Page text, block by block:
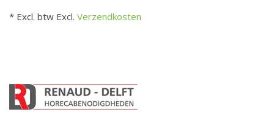
* Excl. btw Excl. Verzendkosten